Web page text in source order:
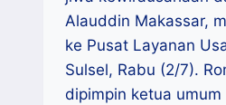
Alauddin Makassar,
ke Pusat Layanan
Sulsel, Rabu (2/7).
dipimpin ketua umum